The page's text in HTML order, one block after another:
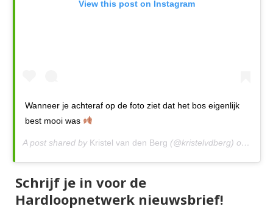
View this post on Instagram
Wanneer je achteraf op de foto ziet dat het bos eigenlijk
best mooi was
A post shared by Kristel van den Berg (@kristelvdberg) on
Schrijf je in voor de
Hardloopnetwerk nieuwsbrief!